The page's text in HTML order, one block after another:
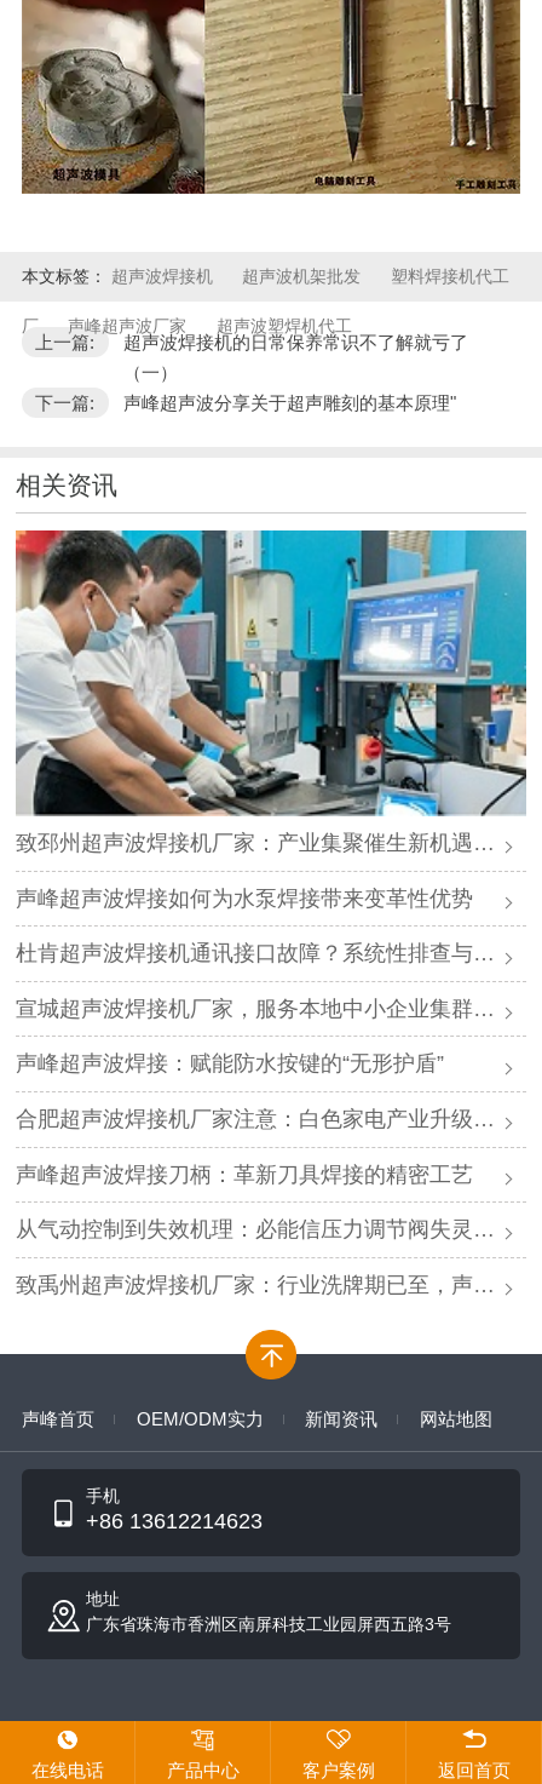
本文标签： 超声波焊接机 超声波机架批发 塑料焊接机代工
厂 声峰超声波厂家 超声波塑焊机代工
上一篇:
超声波焊接机的日常保养常识不了解就亏了
（一）
下一篇:
声峰超声波分享关于超声雕刻的基本原理"
相关资讯
致邳州超声波焊接机厂家：产业集聚催生新机遇，声峰源头工厂邀您抱团发展
声峰超声波焊接如何为水泵焊接带来变革性优势
杜肯超声波焊接机通讯接口故障？系统性排查与专业解决方案
宣城超声波焊接机厂家，服务本地中小企业集群，声峰ODM贴牌助您轻装上阵
声峰超声波焊接：赋能防水按键的“无形护盾”
合肥超声波焊接机厂家注意：白色家电产业升级，声峰源头工厂诚邀加盟
声峰超声波焊接刀柄：革新刀具焊接的精密工艺
从气动控制到失效机理：必能信压力调节阀失灵的深度解析与专业修复
致禹州超声波焊接机厂家：行业洗牌期已至，声峰源头工厂邀您抱团取暖
声峰首页 OEM/ODM实力 新闻资讯 网站地图
手机
+86 13612214623
地址
广东省珠海市香洲区南屏科技工业园屏西五路3号
在线电话 产品中心 客户案例 返回首页